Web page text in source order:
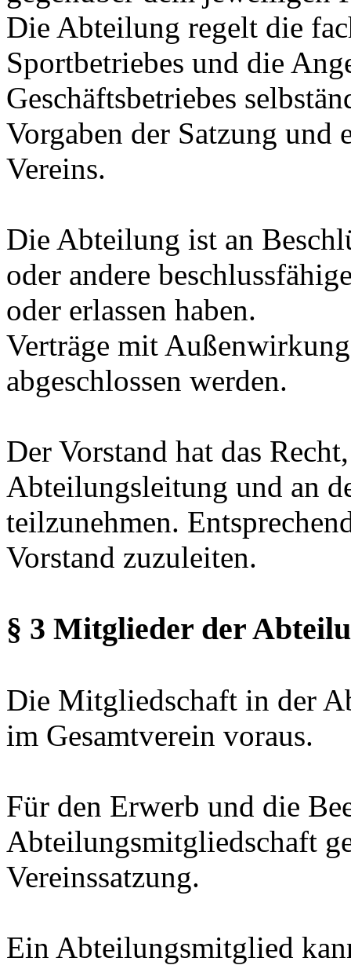
Die Abteilung regelt die
Sportbetriebes und die
Geschäftsbetriebes
Vorgaben der Satzung und
Vereins.
Die Abteilung ist an
oder andere
oder erlassen haben.
Verträge mit
abgeschlossen werden.
Der Vorstand hat das
Abteilungsleitung und an
teilzunehmen.
Vorstand zuzuleiten.
§ 3 Mitglieder der
Die Mitgliedschaft in der
im Gesamtverein voraus.
Für den Erwerb und die
Abteilungsmitgliedschaft
Vereinssatzung.
Ein Abteilungsmitglied